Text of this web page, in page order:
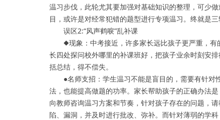
温习步伐，此轮尤其要加强对基础知识的整理，可少
目，或许是对经常犯错的题型进行专项温习。终就是
误区2:“风声鹤唳”乱补课
◆现象：中考接近，许多家长远比孩子更严重，有
长四处探问校外哪里的补课班好，把孩子业余时刻安
括总结，得不偿失。
●名师支招：学生温习不能是盲目的，需要有针对
法，也能提高做题的功率。家长帮助孩子的正确办法
向教师咨询温习方案和节奏，针对孩子存在的问题，
陷、漏洞，并及时进行批改、弥补。而针对薄弱的学